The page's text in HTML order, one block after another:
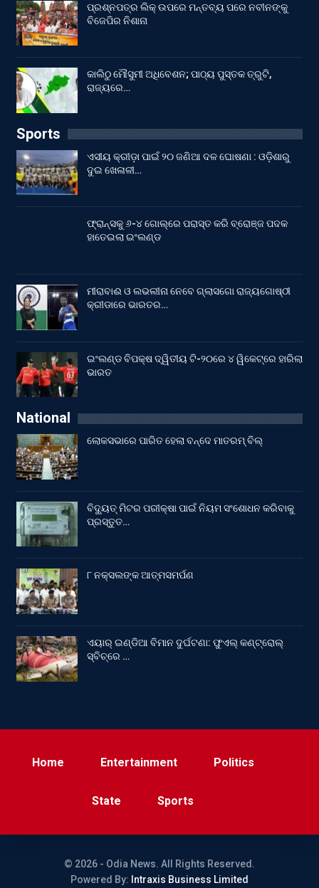
ପ୍ରଶ୍ନପତ୍ର ଲିକ୍ ଉପରେ ମନ୍ତବ୍ୟ ପରେ ନବୀନଙ୍କୁ
ବିଜେପିର ନିଶାନା
କାଲିଠୁ ମୌସୁମୀ ଅଧିବେଶନ; ପାଠ୍ୟ ପୁସ୍ତକ ତ୍ରୁଟି,
ରାଜ୍ୟରେ…
Sports
ଏସୀୟ କ୍ରୀଡ଼ା ପାଇଁ ୨୦ ଜଣିଆ ଦଳ ଘୋଷଣା : ଓଡ଼ିଶାରୁ
ଦୁଇ ଖେଳାଳୀ…
ଫ୍ରାନ୍ସକୁ ୬-୪ ଗୋଲ୍‌ରେ ପରାସ୍ତ କରି ବ୍ରୋଞ୍ଜ ପଦକ
ହାତେଇଲା ଇଂଲଣ୍ଡ
ମୀରାବାଈ ଓ ଲଭଲୀନା ନେବେ ଗ୍ଲାସଗୋ ରାଜ୍ୟଗୋଷ୍ଠୀ
କ୍ରୀଡାରେ ଭାରତର…
ଇଂଲଣ୍ଡ ବିପକ୍ଷ ଦ୍ୱିତୀୟ ଟି-୨୦ରେ ୪ ୱିକେଟ୍‌ରେ ହାରିଲା
ଭାରତ
National
ଲୋକସଭାରେ ପାରିତ ହେଲା ବନ୍ଦେ ମାତରମ୍‌ ବିଲ୍‌
ବିଦ୍ୟୁତ୍ ମିଟର ପରୀକ୍ଷା ପାଇଁ ନିୟମ ସଂଶୋଧନ କରିବାକୁ
ପ୍ରସ୍ତୁତ…
୮ ନକ୍ସଲଙ୍କ ଆତ୍ମସମର୍ପଣ
ଏୟାର୍ ଇଣ୍ଡିଆ ବିମାନ ଦୁର୍ଘଟଣା: ଫୁଏଲ୍‌ କଣ୍ଟ୍ରୋଲ୍‌
ସ୍ବିଚ୍‌ରେ …
Home Entertainment Politics
State Sports
© 2026 - Odia News. All Rights Reserved.
Powered By: Intraxis Business Limited